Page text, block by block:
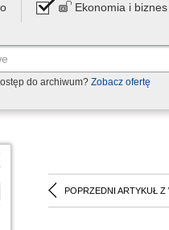
Ekonomia i biznes
do archiwum? Zobacz ofertę
POPRZEDNI ARTYKUŁ Z